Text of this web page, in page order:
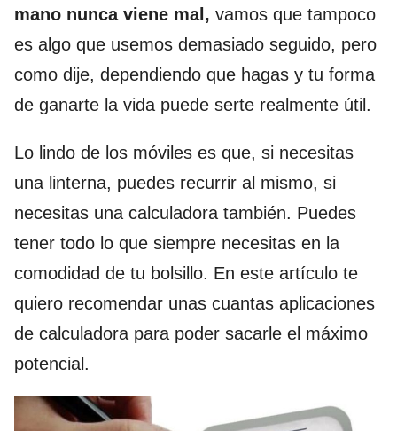
mano nunca viene mal, vamos que tampoco
es algo que usemos demasiado seguido, pero
como dije, dependiendo que hagas y tu forma
de ganarte la vida puede serte realmente útil.
Lo lindo de los móviles es que, si necesitas
una linterna, puedes recurrir al mismo, si
necesitas una calculadora también. Puedes
tener todo lo que siempre necesitas en la
comodidad de tu bolsillo. En este artículo te
quiero recomendar unas cuantas aplicaciones
de calculadora para poder sacarle el máximo
potencial.